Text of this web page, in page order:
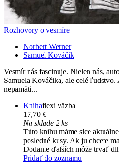
Rozhovory o vesmíre
Norbert Werner
Samuel Kováčik
Vesmír nás fascinuje. Nielen nás,
Samuela Kováčika, ale celé ľudstvo.
nepamäti...
Knihaflexi väzba
17,70 €
Na sklade 2 ks
Túto knihu máme síce
posledné kusy. Ak ju chcete
Dodanie ďalších môže trvať
Pridať do zoznamu